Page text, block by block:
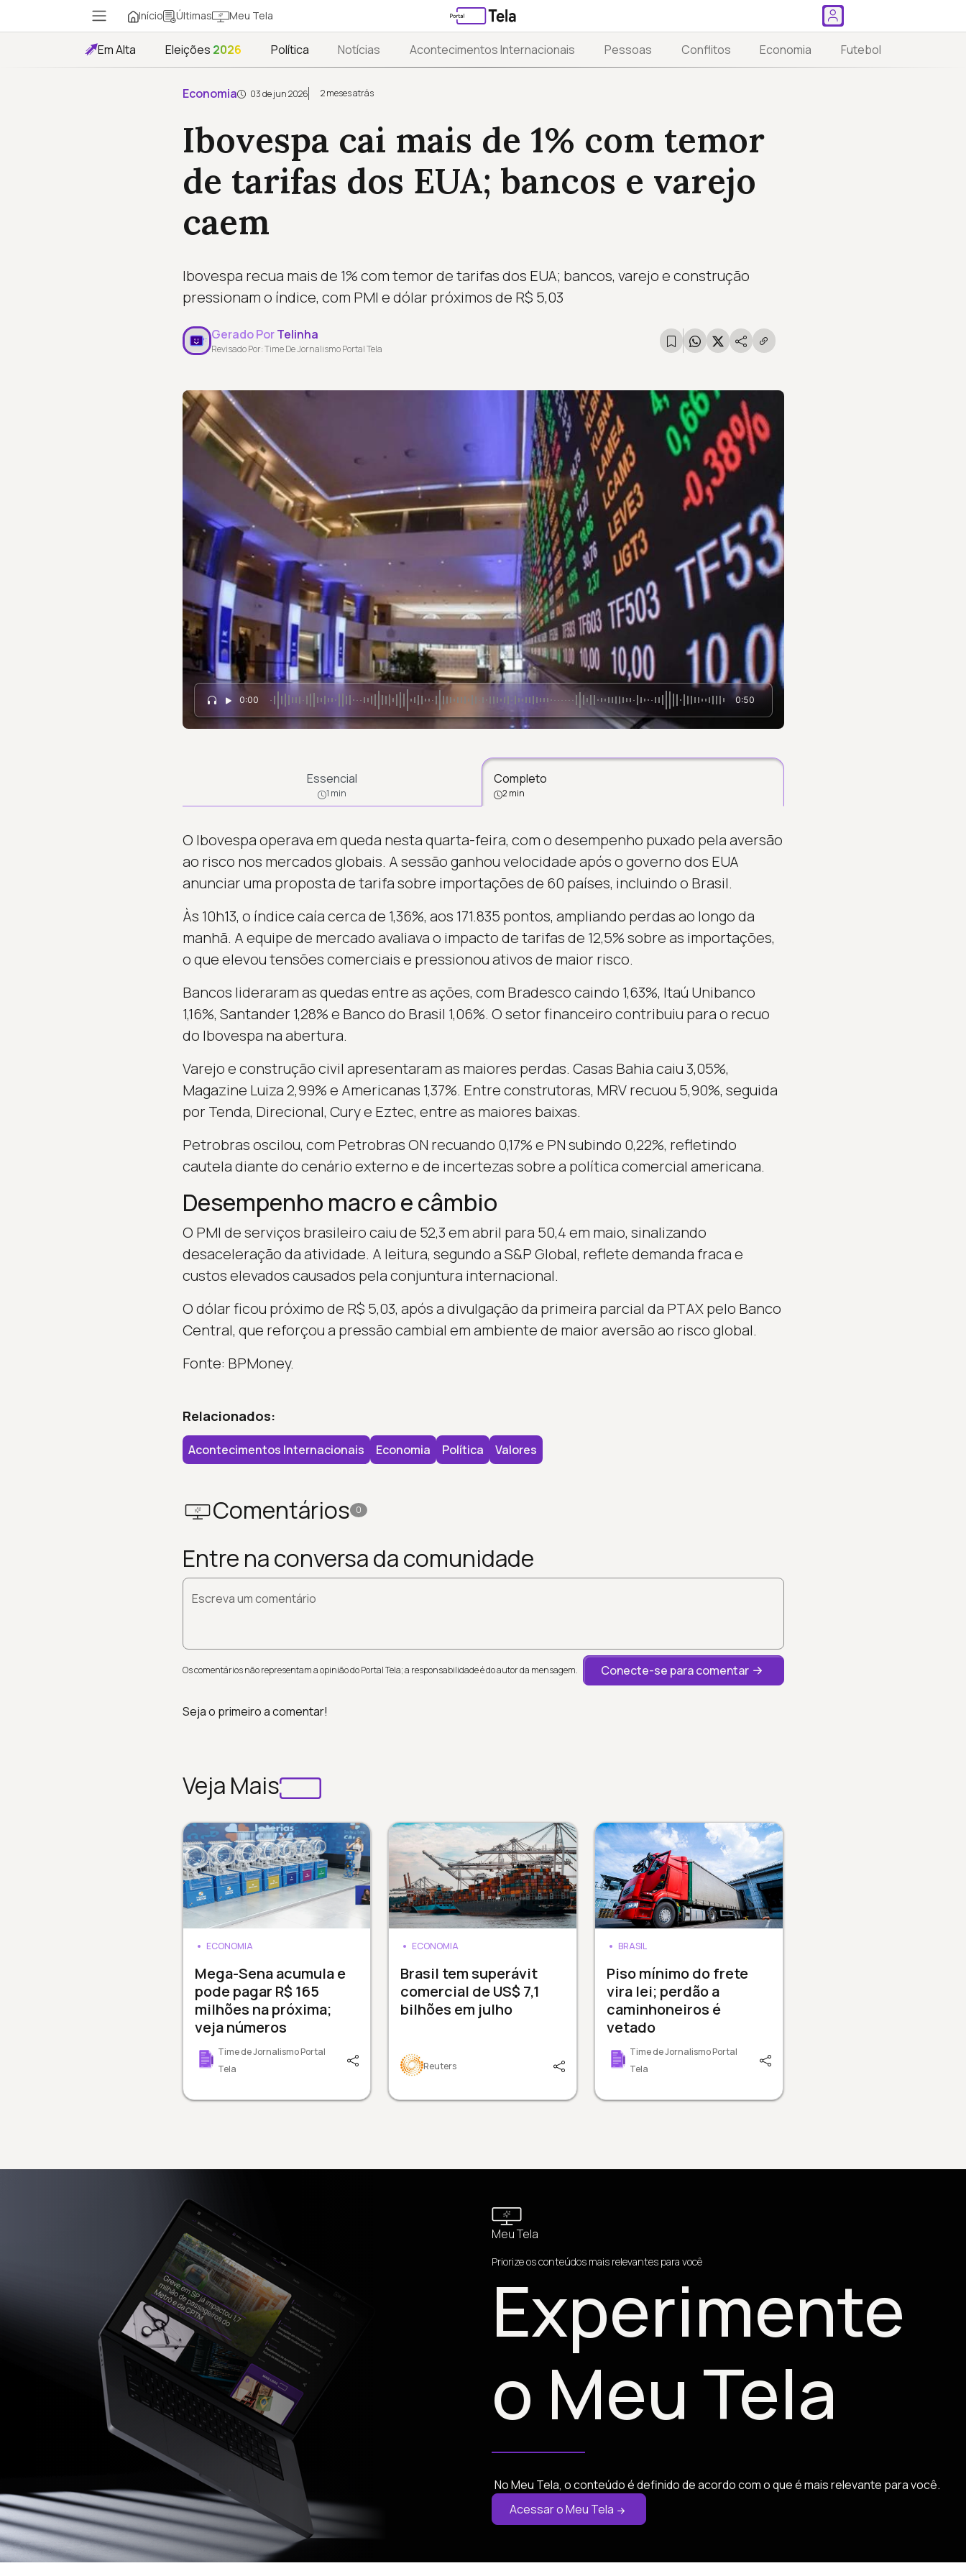
Início Últimas Meu Tela
Em Alta Eleições 2026 Política Notícias Acontecimentos Internacionais Pessoas Conflitos Economia Futebol
Economia 03 de jun 2026 2 meses atrás
Ibovespa cai mais de 1% com temor
de tarifas dos EUA; bancos e varejo
caem
Ibovespa recua mais de 1% com temor de tarifas dos EUA; bancos, varejo e construção
pressionam o índice, com PMI e dólar próximos de R$ 5,03
Gerado PorTelinha
Revisado Por: Time De Jornalismo Portal Tela
0:00 0:50
Essencial
1 min
Completo
2 min
O Ibovespa operava em queda nesta quarta-feira, com o desempenho puxado pela aversão
ao risco nos mercados globais. A sessão ganhou velocidade após o governo dos EUA
anunciar uma proposta de tarifa sobre importações de 60 países, incluindo o Brasil.
Às 10h13, o índice caía cerca de 1,36%, aos 171.835 pontos, ampliando perdas ao longo da
manhã. A equipe de mercado avaliava o impacto de tarifas de 12,5% sobre as importações,
o que elevou tensões comerciais e pressionou ativos de maior risco.
Bancos lideraram as quedas entre as ações, com Bradesco caindo 1,63%, Itaú Unibanco
1,16%, Santander 1,28% e Banco do Brasil 1,06%. O setor financeiro contribuiu para o recuo
do Ibovespa na abertura.
Varejo e construção civil apresentaram as maiores perdas. Casas Bahia caiu 3,05%,
Magazine Luiza 2,99% e Americanas 1,37%. Entre construtoras, MRV recuou 5,90%, seguida
por Tenda, Direcional, Cury e Eztec, entre as maiores baixas.
Petrobras oscilou, com Petrobras ON recuando 0,17% e PN subindo 0,22%, refletindo
cautela diante do cenário externo e de incertezas sobre a política comercial americana.
Desempenho macro e câmbio
O PMI de serviços brasileiro caiu de 52,3 em abril para 50,4 em maio, sinalizando
desaceleração da atividade. A leitura, segundo a S&P Global, reflete demanda fraca e
custos elevados causados pela conjuntura internacional.
O dólar ficou próximo de R$ 5,03, após a divulgação da primeira parcial da PTAX pelo Banco
Central, que reforçou a pressão cambial em ambiente de maior aversão ao risco global.
Fonte: BPMoney.
Relacionados:
Acontecimentos Internacionais Economia Política Valores
Comentários 0
Entre na conversa da comunidade
Escreva um comentário
Os comentários não representam a opinião do Portal Tela; a responsabilidade é do autor da mensagem. Conecte-se para comentar
Seja o primeiro a comentar!
Veja Mais
ECONOMIA
Mega-Sena acumula e
pode pagar R$ 165
milhões na próxima;
veja números
Time de Jornalismo Portal
Tela
ECONOMIA
Brasil tem superávit
comercial de US$ 7,1
bilhões em julho
Reuters
BRASIL
Piso mínimo do frete
vira lei; perdão a
caminhoneiros é
vetado
Time de Jornalismo Portal
Tela
Meu Tela
Priorize os conteúdos mais relevantes para você
Experimente
o Meu Tela
No Meu Tela, o conteúdo é definido de acordo com o que é mais relevante para você.
Acessar o Meu Tela